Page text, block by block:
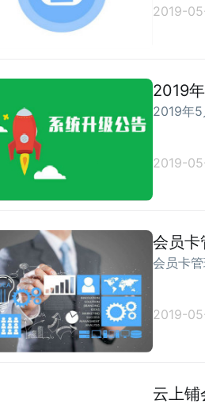
2019-
2019
2019年
2019-
会员卡
会员卡
2019-
云上铺